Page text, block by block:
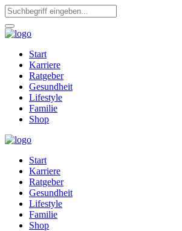
Start
Karriere
Ratgeber
Gesundheit
Lifestyle
Familie
Shop
Start
Karriere
Ratgeber
Gesundheit
Lifestyle
Familie
Shop